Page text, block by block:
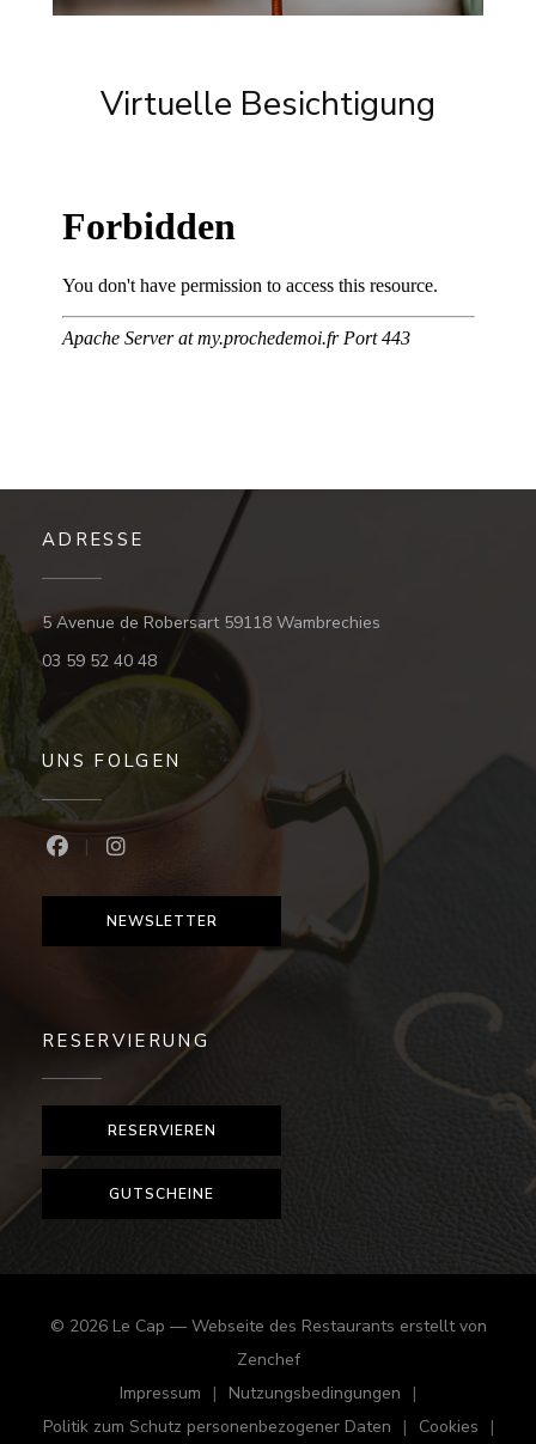
Virtuelle Besichtigung
ADRESSE
5 Avenue de Robersart 59118 Wambrechies
03 59 52 40 48
UNS FOLGEN
Facebook ((öffnet ein neues Fenster))
Instagram ((öffnet ein neues Fenster))
NEWSLETTER
RESERVIERUNG
RESERVIEREN
GUTSCHEINE
© 2026 Le Cap — Webseite des Restaurants erstellt von
Zenchef((öffnet ein neues Fenster))
Impressum
((öffnet ein neues Fenster))
Nutzungsbedingungen
((öffnet ein neues Fenster))
Politik zum Schutz personenbezogener Daten
Cookies